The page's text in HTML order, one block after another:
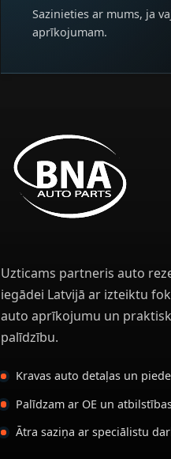
Sazinieties ar mums, ja
aprīkojumam.
Uzticams partneris auto
iegādei Latvijā ar izteiktu
auto aprīkojumu un
palīdzību.
Kravas auto detaļas un
Palīdzam ar OE un
Ātra saziņa ar speciālistu